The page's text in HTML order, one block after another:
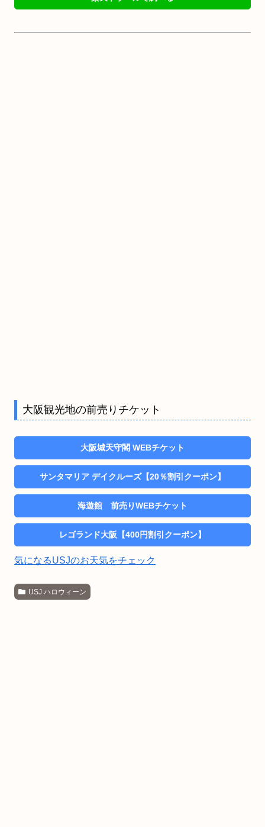
大阪観光地の前売りチケット
大阪城天守閣 WEBチケット
サンタマリア デイクルーズ【20％割引クーポン】
海遊館 前売りWEBチケット
レゴランド大阪【400円割引クーポン】
気になるUSJのお天気をチェック
USJ ハロウィーン